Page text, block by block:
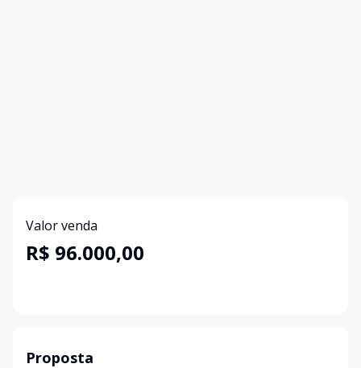
Valor venda
R$ 96.000,00
Proposta